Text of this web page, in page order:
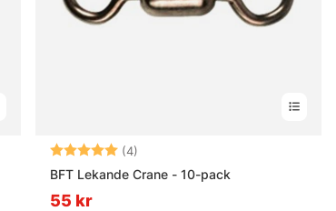
Betyg: (4)
BFT Lekande Crane - 10-pack
55 kr